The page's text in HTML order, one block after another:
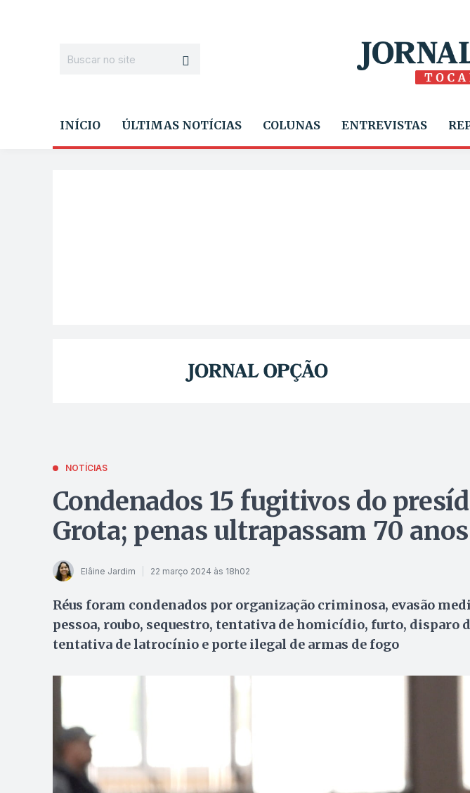
INÍCIO ÚLTIMAS NOTÍCIAS COLUNAS ENTREVISTAS
NOTÍCIAS
Condenados 15 fugitivos do
Grota; penas ultrapassam 70
Elâine Jardim 22 março 2024 às 18h02
Réus foram condenados por organização criminosa, evasão
pessoa, roubo, sequestro, tentativa de homicídio, furto, disparo
tentativa de latrocínio e porte ilegal de armas de fogo